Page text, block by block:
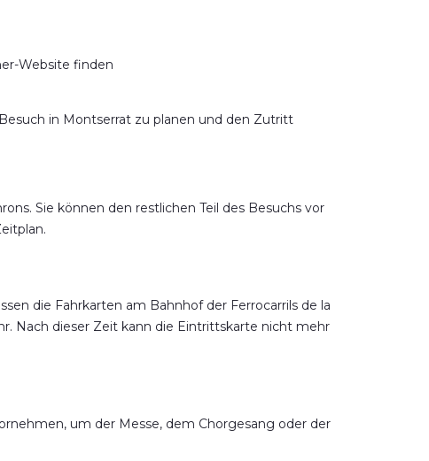
Website finden
in Montserrat zu planen und den Zutritt
Sie können den restlichen Teil des Besuchs vor
die Fahrkarten am Bahnhof der Ferrocarrils de la
Nach dieser Zeit kann die Eintrittskarte nicht mehr
um der Messe, dem Chorgesang oder der